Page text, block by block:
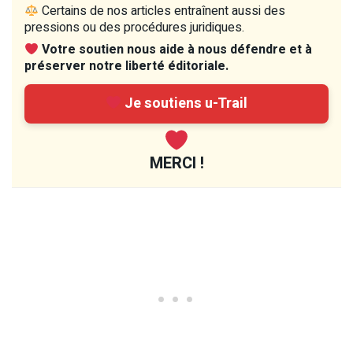
Certains de nos articles entraînent aussi des
pressions ou des procédures juridiques.
Votre soutien nous aide à nous défendre et à
préserver notre liberté éditoriale.
Je soutiens u-Trail
MERCI !